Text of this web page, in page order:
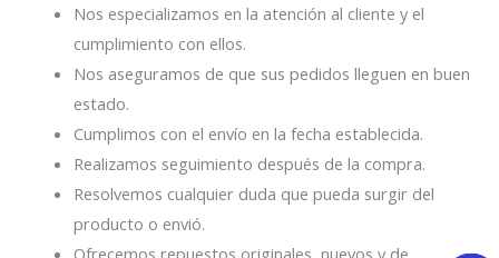
Nos especializamos en la atención al cliente y el
cumplimiento con ellos.
Nos aseguramos de que sus pedidos lleguen en buen
estado.
Cumplimos con el envío en la fecha establecida.
Realizamos seguimiento después de la compra.
Resolvemos cualquier duda que pueda surgir del
producto o envió.
Ofrecemos repuestos originales, nuevos y de